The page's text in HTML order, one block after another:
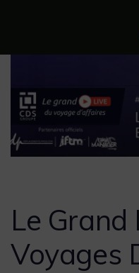
content
Le Grand
Voyages
navigation